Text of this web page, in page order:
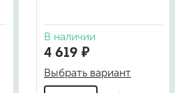
В наличии
4 619 ₽
Выбрать вариант